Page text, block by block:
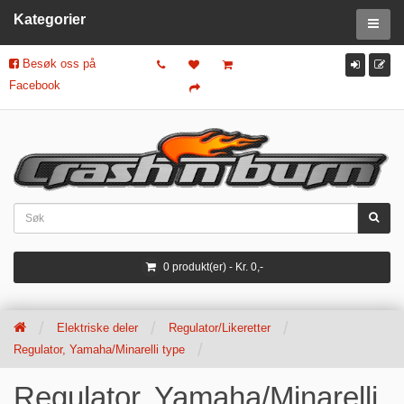
Besøk oss på
Facebook
0 produkt(er) - Kr. 0,-
Kategorier
Elektriske deler
Regulator/Likeretter
Regulator, Yamaha/Minarelli type
Regulator, Yamaha/Minarelli